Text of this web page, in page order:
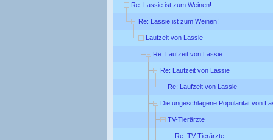
Re: Lassie ist zum Weinen!
Re: Lassie ist zum Weinen!
Laufzeit von Lassie
Re: Laufzeit von Lassie
Re: Laufzeit von Lassie
Re: Laufzeit von Lassie
Die ungeschlagene Popularität von
TV-Tierärzte
Re: TV-Tierärzte